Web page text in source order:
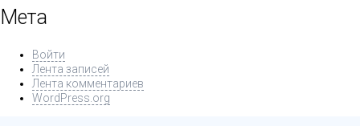
Мета
Войти
Лента записей
Лента комментариев
WordPress.org